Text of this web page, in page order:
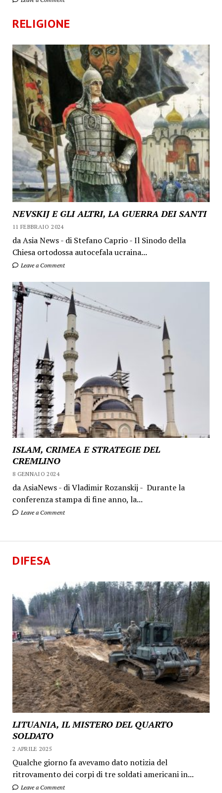
RELIGIONE
NEVSKIJ E GLI ALTRI, LA GUERRA DEI SANTI
11 FEBBRAIO 2024
da Asia News - di Stefano Caprio - Il Sinodo della
Chiesa ortodossa autocefala ucraina...
Leave a Comment
ISLAM, CRIMEA E STRATEGIE DEL
CREMLINO
8 GENNAIO 2024
da AsiaNews - di Vladimir Rozanskij - Durante la
conferenza stampa di fine anno, la...
Leave a Comment
DIFESA
LITUANIA, IL MISTERO DEL QUARTO
SOLDATO
2 APRILE 2025
Qualche giorno fa avevamo dato notizia del
ritrovamento dei corpi di tre soldati americani in...
Leave a Comment